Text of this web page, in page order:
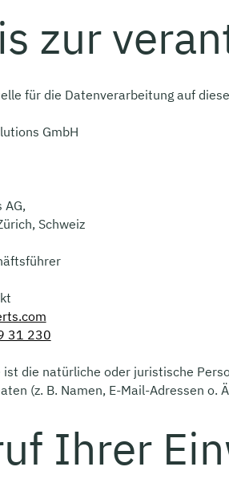
zur
für die Datenverarbeitung auf
GmbH
AG,
Schweiz
31 230
die natürliche oder juristische
(z. B. Namen, E-Mail-Adressen o.
Ihrer